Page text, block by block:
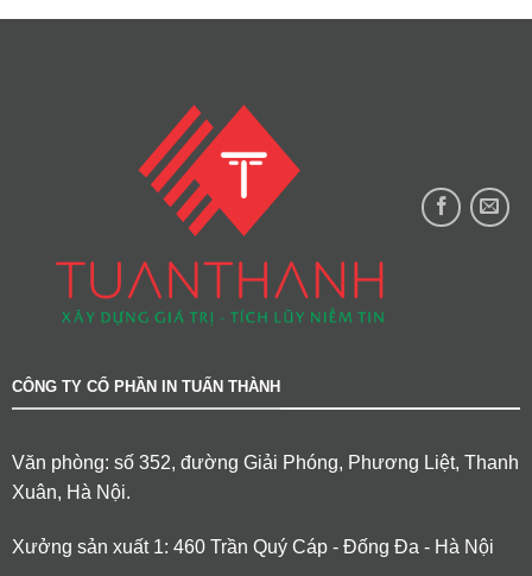
CÔNG TY CỔ PHẦN IN TUẤN THÀNH
Văn phòng: số 352, đường Giải Phóng, Phương Liệt, Thanh
Xuân, Hà Nội.
Xưởng sản xuất 1: 460 Trần Quý Cáp - Đống Đa - Hà Nội